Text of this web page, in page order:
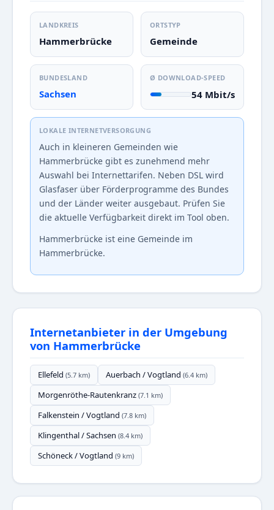
LANDKREIS
Hammerbrücke
ORTSTYP
Gemeinde
BUNDESLAND
Sachsen
Ø DOWNLOAD-SPEED
54 Mbit/s
LOKALE INTERNETVERSORGUNG
Auch in kleineren Gemeinden wie
Hammerbrücke gibt es zunehmend mehr
Auswahl bei Internettarifen. Neben DSL wird
Glasfaser über Förderprogramme des Bundes
und der Länder weiter ausgebaut. Prüfen Sie
die aktuelle Verfügbarkeit direkt im Tool oben.
Hammerbrücke ist eine Gemeinde im
Hammerbrücke.
Internetanbieter in der Umgebung
von Hammerbrücke
Ellefeld (5.7 km) Auerbach / Vogtland (6.4 km)
Morgenröthe-Rautenkranz (7.1 km)
Falkenstein / Vogtland (7.8 km)
Klingenthal / Sachsen (8.4 km)
Schöneck / Vogtland (9 km)